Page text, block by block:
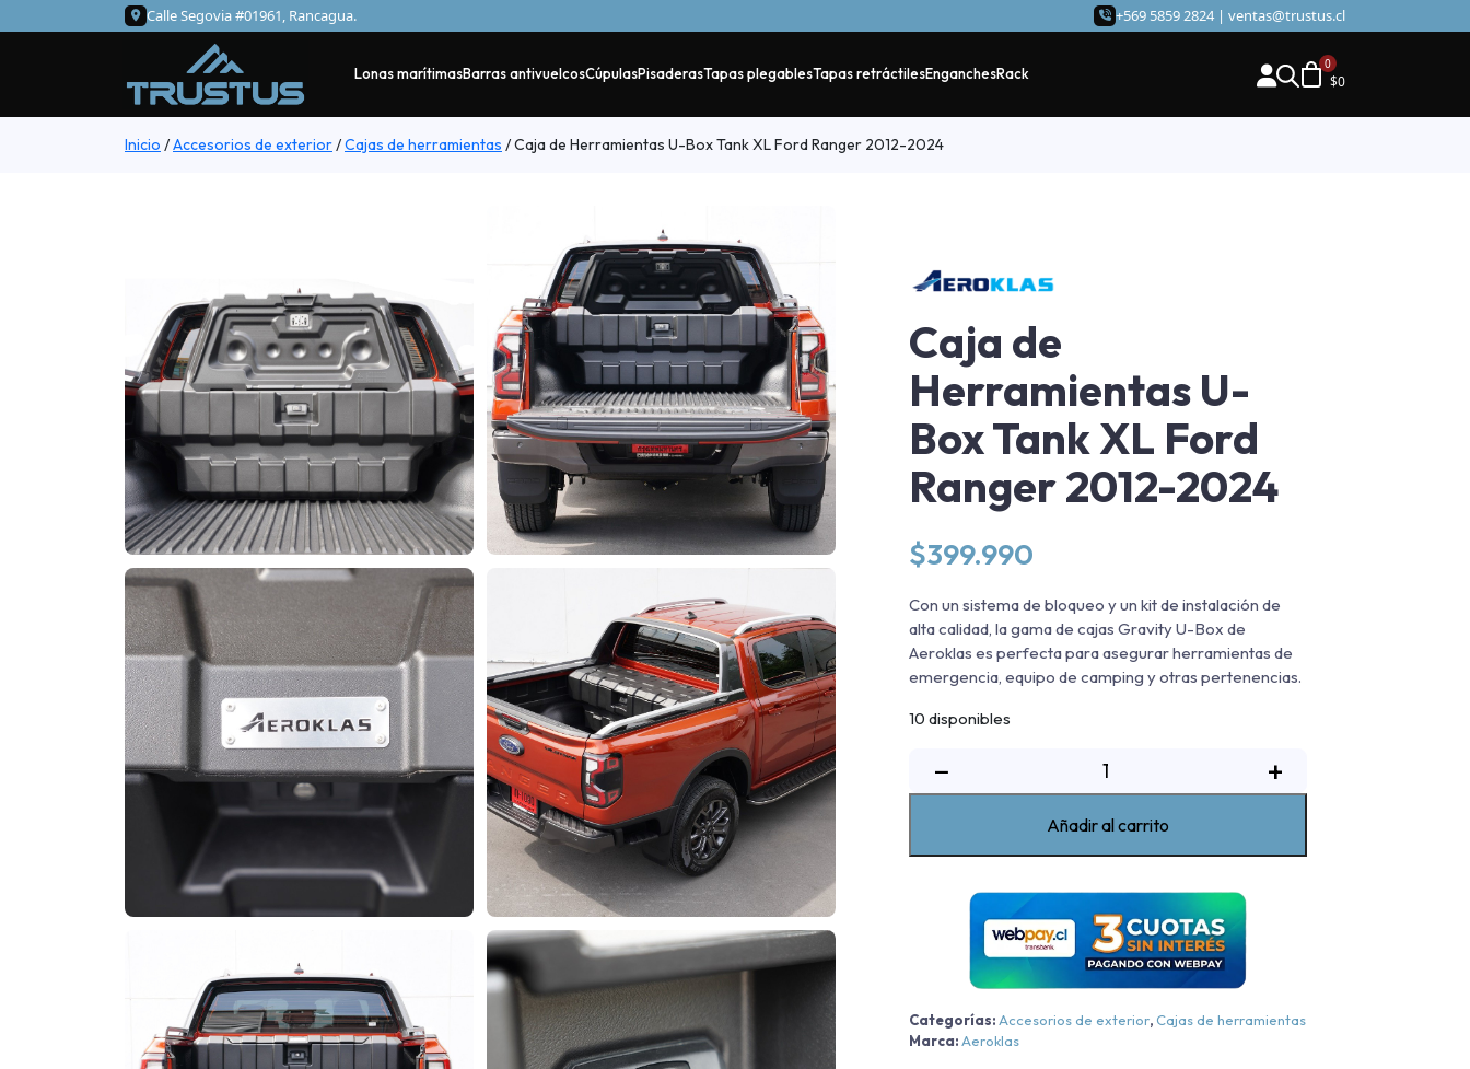
Calle Segovia #01961, Rancagua. +569 5859 2824 | ventas@trustus.cl
Lonas marítimasBarras antivuelcosCúpulasPisaderasTapas plegablesTapas retráctilesEnganchesRack $0
Inicio /Accesorios de exterior/Cajas de herramientas /Caja de Herramientas U-Box Tank XL Ford Ranger 2012-2024
Caja de
Herramientas U-
Box Tank XL Ford
Ranger 2012-2024
$399.990
Con un sistema de bloqueo y un kit de instalación de
alta calidad, la gama de cajas Gravity U-Box de
Aeroklas es perfecta para asegurar herramientas de
emergencia, equipo de camping y otras pertenencias.
10 disponibles
−
de
Herramientas
Tank
XL
Ford
Ranger
2024
cantidad
+
Añadir al carrito
Categorías: Accesorios de exterior,Cajas de herramientas
Marca: Aeroklas